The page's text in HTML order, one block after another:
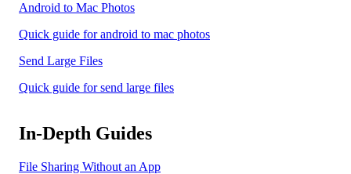
Android to Mac Photos
Quick guide for android to mac photos
Send Large Files
Quick guide for send large files
In-Depth Guides
File Sharing Without an App